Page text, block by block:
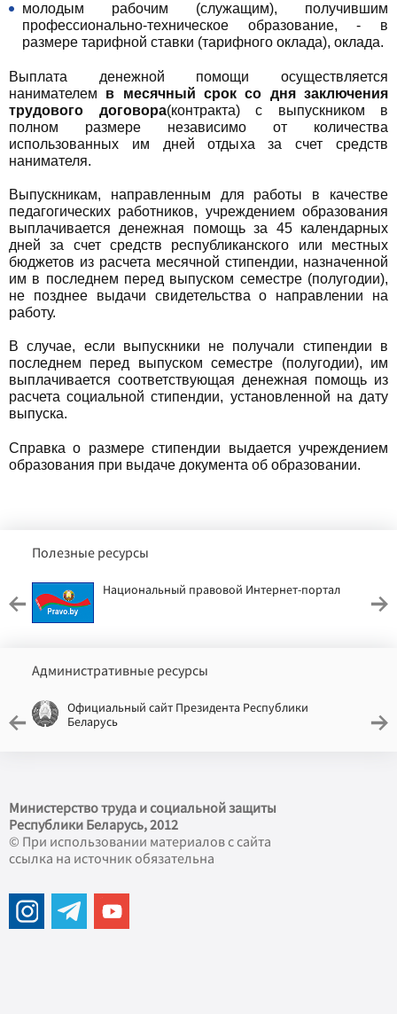
молодым рабочим (служащим), получившим
профессионально-техническое образование, - в
размере тарифной ставки (тарифного оклада), оклада.
Выплата денежной помощи осуществляется
нанимателем в месячный срок со дня заключения
трудового договора(контракта) с выпускником в
полном размере независимо от количества
использованных им дней отдыха за счет средств
нанимателя.
Выпускникам, направленным для работы в качестве
педагогических работников, учреждением образования
выплачивается денежная помощь за 45 календарных
дней за счет средств республиканского или местных
бюджетов из расчета месячной стипендии, назначенной
им в последнем перед выпуском семестре (полугодии),
не позднее выдачи свидетельства о направлении на
работу.
В случае, если выпускники не получали стипендии в
последнем перед выпуском семестре (полугодии), им
выплачивается соответствующая денежная помощь из
расчета социальной стипендии, установленной на дату
выпуска.
Справка о размере стипендии выдается учреждением
образования при выдаче документа об образовании.
Полезные ресурсы
Национальный правовой Интернет-портал
Административные ресурсы
Официальный сайт Президента Республики
Беларусь
Министерство труда и социальной защиты
Республики Беларусь, 2012
© При использовании материалов с сайта
ссылка на источник обязательна